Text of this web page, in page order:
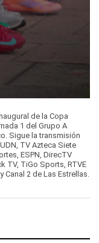
de la Copa
1 del Grupo A
Sigue la transmisión
TV Azteca Siete
ESPN, DirecTV
TV, TiGo Sports, RTVE
Canal 2 de Las Estrellas.